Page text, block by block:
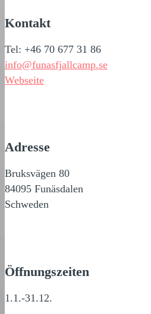
Kontakt
Tel: +46 70 677 31 86
info@funasfjallcamp.se
Webseite
Adresse
Bruksvägen 80
84095 Funäsdalen
Schweden
Öffnungszeiten
1.1.-31.12.